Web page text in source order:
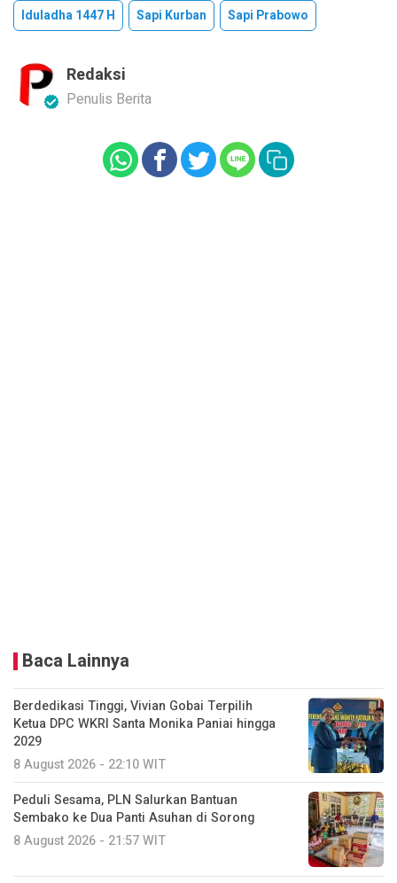
Iduladha 1447 H
Sapi Kurban Sapi Prabowo
Redaksi
Penulis Berita
Baca Lainnya
Berdedikasi Tinggi, Vivian Gobai Terpilih
Ketua DPC WKRI Santa Monika Paniai hingga
2029
8 August 2026 - 22:10 WIT
Peduli Sesama, PLN Salurkan Bantuan
Sembako ke Dua Panti Asuhan di Sorong
8 August 2026 - 21:57 WIT